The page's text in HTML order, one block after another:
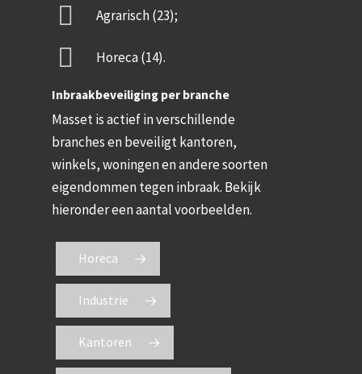
Agrarisch (23);
Horeca (14).
Inbraakbeveiliging per branche
Masset is actief in verschillende
branches en beveiligt kantoren,
winkels, woningen en andere soorten
eigendommen tegen inbraak. Bekijk
hieronder een aantal voorbeelden.
Horeca
Industrie
Kantoren